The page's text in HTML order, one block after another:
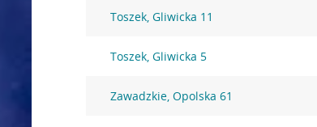
Toszek, Gliwicka 11
Toszek, Gliwicka 5
Zawadzkie, Opolska 61